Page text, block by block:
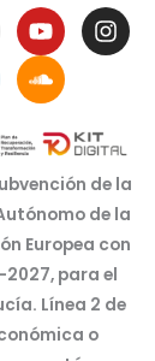
Y
o
u
t
u
b
e
I
n
s
g
r
a
m
S
o
u
n
d
c
o
u
d
de la
de la
Europea con
para el
Línea 2 de
o